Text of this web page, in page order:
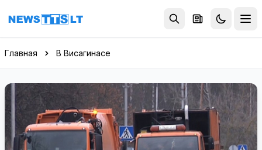
Перейти к содержимому
Главная В Висагинасе